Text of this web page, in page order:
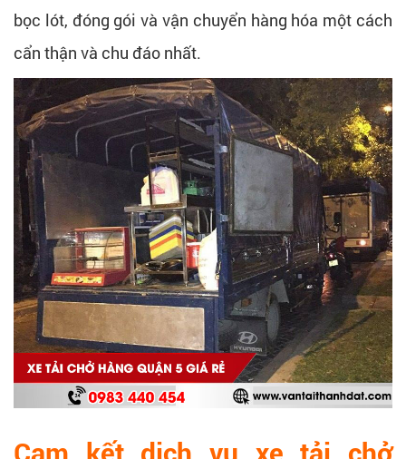
bọc lót, đóng gói và vận chuyển hàng hóa một cách
cẩn thận và chu đáo nhất.